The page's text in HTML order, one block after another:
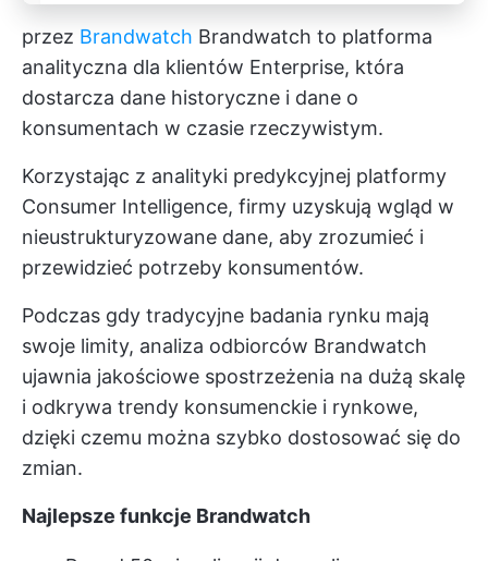
przez Brandwatch Brandwatch to platforma
analityczna dla klientów Enterprise, która
dostarcza dane historyczne i dane o
konsumentach w czasie rzeczywistym.
Korzystając z analityki predykcyjnej platformy
Consumer Intelligence, firmy uzyskują wgląd w
nieustrukturyzowane dane, aby zrozumieć i
przewidzieć potrzeby konsumentów.
Podczas gdy tradycyjne badania rynku mają
swoje limity, analiza odbiorców Brandwatch
ujawnia jakościowe spostrzeżenia na dużą skalę
i odkrywa trendy konsumenckie i rynkowe,
dzięki czemu można szybko dostosować się do
zmian.
Najlepsze funkcje Brandwatch